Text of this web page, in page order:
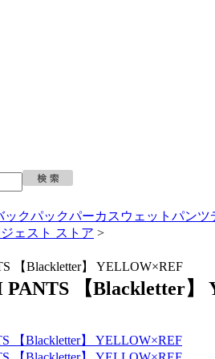
ックパックパーカ スウェットパンツ
ェスト ストア >
【Blackletter】 YELLOW×REF
PANTS 【Blackletter